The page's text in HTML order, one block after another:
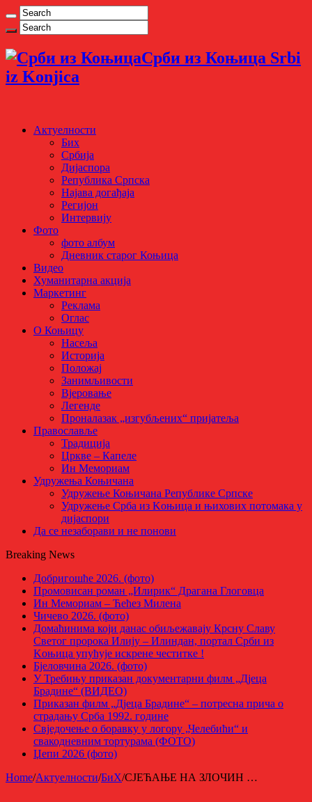
Срби из Коњица Srbi
iz Konjica
Актуелности
Бих
Србија
Дијаспора
Република Српска
Најава догађаја
Регијон
Интервију
Фото
фото албум
Дневник старог Коњица
Видео
Хуманитарна акција
Маркетинг
Реклама
Оглас
О Коњицу
Насеља
Историја
Положај
Занимљивости
Вјеровање
Легенде
Проналазак „изгубљених“ пријатеља
Православље
Традиција
Цркве – Капеле
Ин Мемориам
Удружења Коњичана
Удружење Коњичана Републике Српске
Удружење Срба из Kоњица и њихових потомака у
дијаспори
Да се незаборави и не понови
Breaking News
Добригошће 2026. (фото)
Промовисан роман „Илирик“ Драгана Глоговца
Ин Мемориам – Ћећез Милена
Чичево 2026. (фото)
Домаћинима који данас обиљежавају Крсну Славу
Светог пророка Илију – Илиндан, портал Срби из
Kоњица упућује искрене честитке !
Бјеловчина 2026. (фото)
У Требињу приказан документарни филм „Дјеца
Брадине“ (ВИДЕО)
Приказан филм „Дјеца Брадине“ – потресна прича о
страдању Срба 1992. године
Свједочење о боравку у логору „Челебићи“ и
свакодневним тортурама (ФОТО)
Џепи 2026 (фото)
Home/Актуелности/БиХ/СЈЕЋАЊЕ НА ЗЛОЧИН …